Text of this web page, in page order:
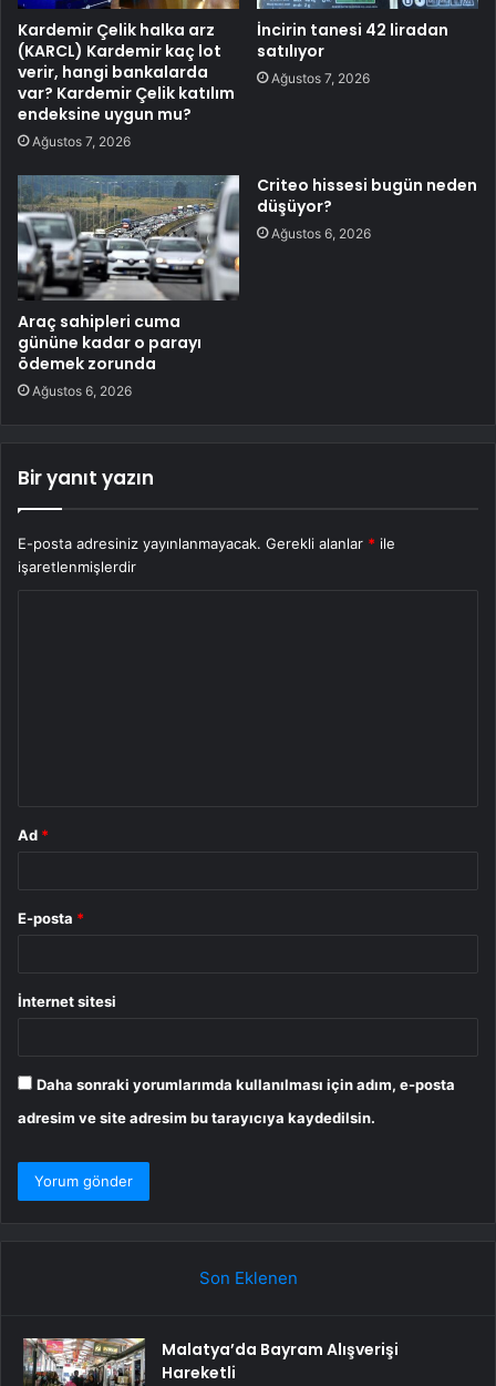
Kardemir Çelik halka arz
(KARCL) Kardemir kaç lot
verir, hangi bankalarda
var? Kardemir Çelik katılım
endeksine uygun mu?
Ağustos 7, 2026
İncirin tanesi 42 liradan
satılıyor
Ağustos 7, 2026
Araç sahipleri cuma
gününe kadar o parayı
ödemek zorunda
Ağustos 6, 2026
Criteo hissesi bugün neden
düşüyor?
Ağustos 6, 2026
Bir yanıt yazın
E-posta adresiniz yayınlanmayacak. Gerekli alanlar * ile
işaretlenmişlerdir
Ad *
E-posta *
İnternet sitesi
Daha sonraki yorumlarımda kullanılması için adım, e-posta
adresim ve site adresim bu tarayıcıya kaydedilsin.
Son Eklenen
Malatya’da Bayram Alışverişi
Hareketli